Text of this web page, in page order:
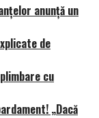
anunță un
de
cu
„Dacă